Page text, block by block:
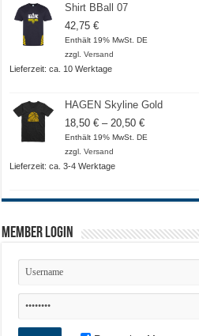
Shirt BBall 07
42,75€
Enthält 19% MwSt. DE
zzgl.Versand
Lieferzeit: ca. 10 Werktage
HAGEN Skyline Gold
18,50€ – 20,50€Preisspanne:
18,50 €
Enthält 19% MwSt. DE
zzgl.Versand
Lieferzeit: ca. 3-4 Werktage
Member Login